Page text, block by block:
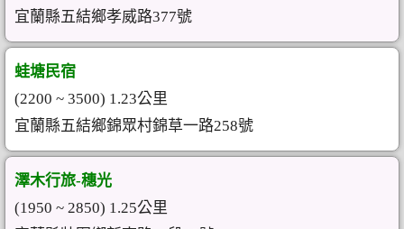
宜蘭縣五結鄉孝威路377號
蛙塘民宿
(2200 ~ 3500) 1.23公里
宜蘭縣五結鄉錦眾村錦草一路258號
澤木行旅-穗光
(1950 ~ 2850) 1.25公里